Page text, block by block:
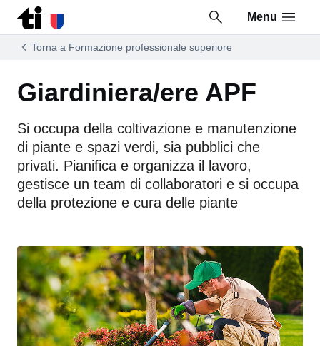
Vai al contenuto della pagina
Vai al piè di pagina
Menu
Torna a Formazione professionale superiore
Giardiniera/ere APF
Si occupa della coltivazione e manutenzione
di piante e spazi verdi, sia pubblici che
privati. Pianifica e organizza il lavoro,
gestisce un team di collaboratori e si occupa
della protezione e cura delle piante